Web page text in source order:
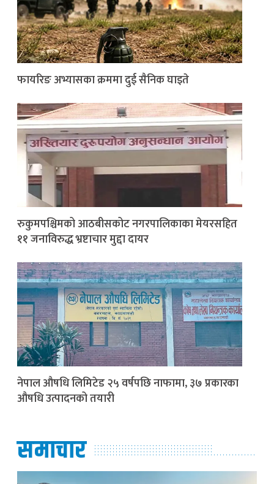
फायरिङ अभ्यासका क्रममा दुई सैनिक घाइते
रुकुमपश्चिमको आठबीसकोट नगरपालिकाका मेयरसहित
११ जनाविरुद्ध भ्रष्टाचार मुद्दा दायर
नेपाल औषधि लिमिटेड २५ वर्षपछि नाफामा, ३७ प्रकारका
औषधि उत्पादनको तयारी
समाचार